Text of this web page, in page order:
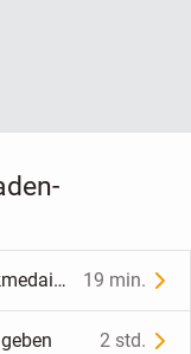
50 Jahre Anonyme Alkoholiker, Gedenkmedaille 19 min.
2 std.